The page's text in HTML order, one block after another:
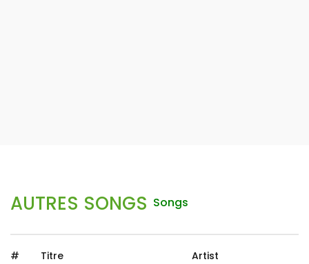
AUTRES SONGS Songs
# Titre Artist